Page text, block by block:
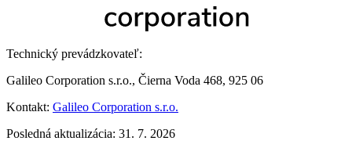
Technický prevádzkovateľ:
Galileo Corporation s.r.o., Čierna Voda 468, 925 06
Kontakt: Galileo Corporation s.r.o.
Posledná aktualizácia: 31. 7. 2026